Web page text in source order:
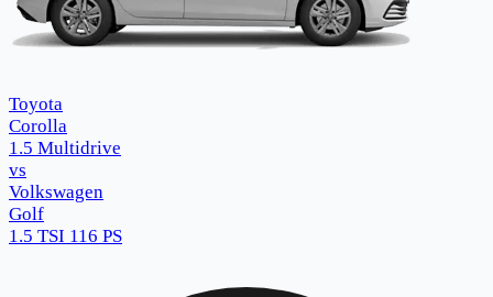
Toyota
Corolla
1.5 Multidrive
vs
Volkswagen
Golf
1.5 TSI 116 PS